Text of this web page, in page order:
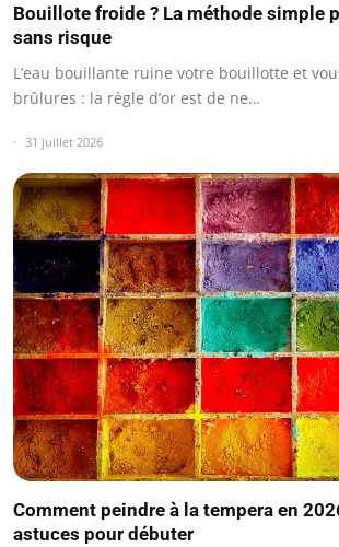
Bouillote froide ? La méthode simple
sans risque
L’eau bouillante ruine votre bouillotte et
brûlures : la règle d’or est de ne…
31 juillet 2026
Comment peindre à la tempera en
astuces pour débuter